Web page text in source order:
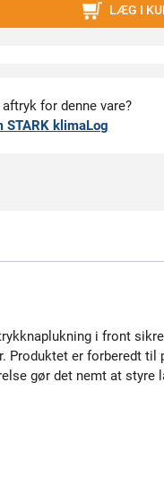
LÆG I
aftryk for denne vare?
STARK klimaLog
i front
Produktet er forberedt til
gør det nemt at styre